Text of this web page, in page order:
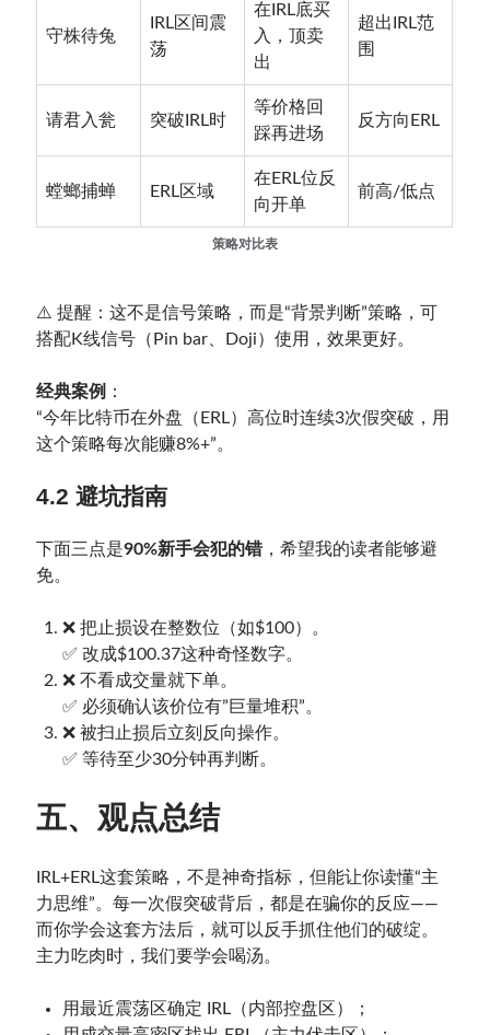
守株待兔
IRL区间震
荡
在IRL底买
入，顶卖
出
超出IRL范
围
请君入瓮 突破IRL时
等价格回
踩再进场
反方向ERL
螳螂捕蝉 ERL区域
在ERL位反
向开单
前高/低点
策略对比表
⚠️ 提醒：这不是信号策略，而是“背景判断”策略，可
搭配K线信号（Pin bar、Doji）使用，效果更好。
经典案例
：
“今年比特币在外盘（ERL）高位时连续3次假突破，用
这个策略每次能赚8%+”。
4.2 避坑指南
下面三点是90%新手会犯的错 ，希望我的读者能够避
免。
❌ 把止损设在整数位（如$100）。
✅ 改成$100.37这种奇怪数字。
❌ 不看成交量就下单。
✅ 必须确认该价位有”巨量堆积”。
❌ 被扫止损后立刻反向操作。
✅ 等待至少30分钟再判断。
五、观点总结
IRL+ERL这套策略，不是神奇指标，但能让你读懂“主
力思维”。每一次假突破背后，都是在骗你的反应——
而你学会这套方法后，就可以反手抓住他们的破绽。
主力吃肉时，我们要学会喝汤。
用最近震荡区确定 IRL（内部控盘区）；